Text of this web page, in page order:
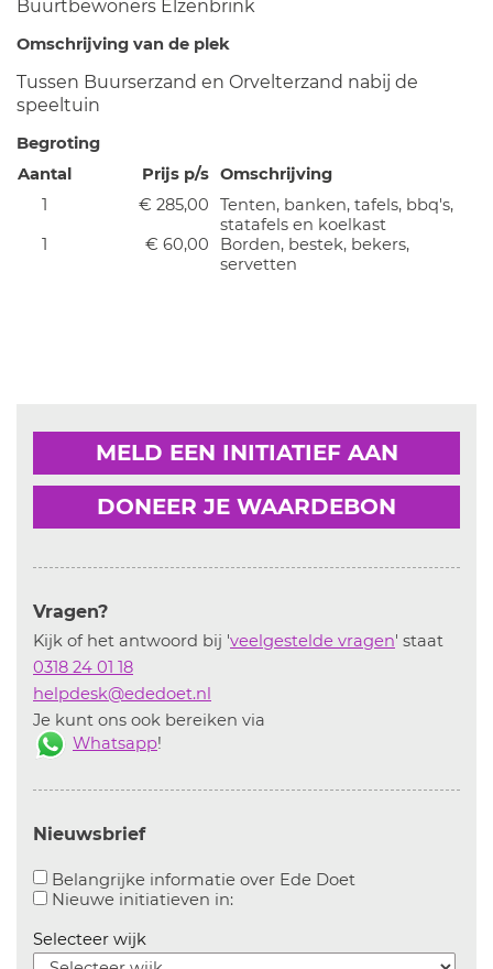
Buurtbewoners Elzenbrink
Omschrijving van de plek
Tussen Buurserzand en Orvelterzand nabij de
speeltuin
Begroting
Aantal
Prijs p/s Omschrijving
1
€ 285,00
Tenten, banken, tafels, bbq's,
statafels en koelkast
1
€ 60,00
Borden, bestek, bekers,
servetten
MELD EEN INITIATIEF AAN
DONEER JE WAARDEBON
Vragen?
Kijk of het antwoord bij 'veelgestelde vragen' staat
0318 24 01 18
helpdesk@ededoet.nl
Je kunt ons ook bereiken via
Whatsapp!
Nieuwsbrief
Belangrijke informatie over Ede Doet
Nieuwe initiatieven in:Aanvinken om informatie over
Selecteer wijk